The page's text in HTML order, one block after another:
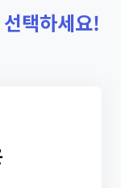
택하세요!